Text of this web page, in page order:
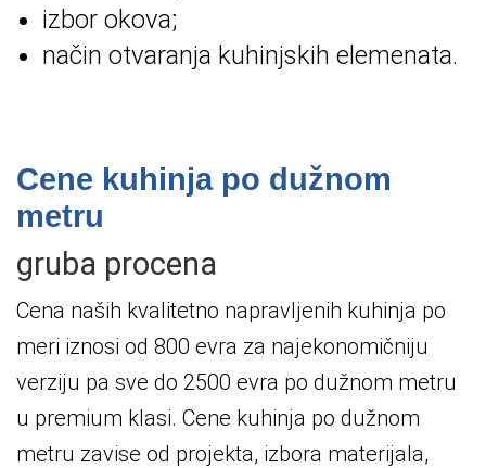
izbor okova;
način otvaranja kuhinjskih elemenata.
Cene kuhinja po dužnom
metru
gruba procena
Cena naših kvalitetno napravljenih kuhinja po
meri iznosi od 800 evra za najekonomičniju
verziju pa sve do 2500 evra po dužnom metru
u premium klasi. Cene kuhinja po dužnom
metru zavise od projekta, izbora materijala,